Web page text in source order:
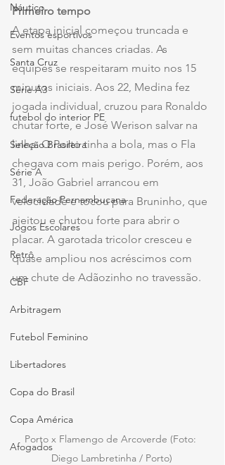
Náutico
Eventos esportivos
Santa Cruz
Série A3
futebol do interior PE
Seleção Brasileira
Série A
Federação Pernambucana
Jogos Escolares
Retrô
CBF
Arbitragem
Futebol Feminino
Libertadores
Copa do Brasil
Copa América
Afogados
Primeiro tempo
A etapa inicial começou truncada e
sem muitas chances criadas. As
equipes se respeitaram muito nos 15
minutos iniciais. Aos 22, Medina fez
jogada individual, cruzou para Ronaldo
chutar forte, e José Werison salvar na
linha. O Porto tinha a bola, mas o Fla
chegava com mais perigo. Porém, aos
31, João Gabriel arrancou em
velocidade e tocou para Bruninho, que
ajeitou e chutou forte para abrir o
placar. A garotada tricolor cresceu e
quase ampliou nos acréscimos com
um chute de Adãozinho no travessão.
Porto x Flamengo de Arcoverde (Foto:
Diego Lambretinha / Porto)